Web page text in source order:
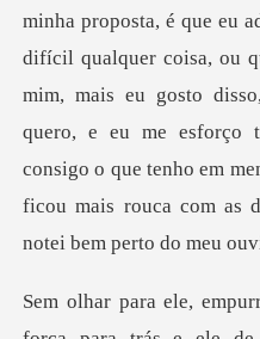
difícil qualquer coisa, ou
mim, mais eu gosto
quero, e eu me esforço